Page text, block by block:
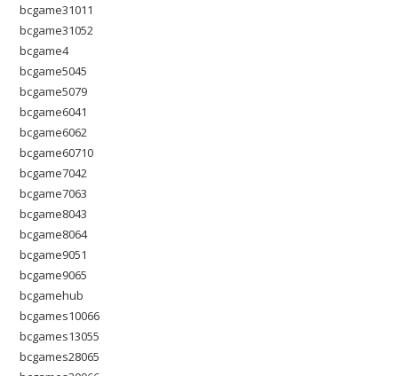
bcgame31011
bcgame31052
bcgame4
bcgame5045
bcgame5079
bcgame6041
bcgame6062
bcgame60710
bcgame7042
bcgame7063
bcgame8043
bcgame8064
bcgame9051
bcgame9065
bcgamehub
bcgames10066
bcgames13055
bcgames28065